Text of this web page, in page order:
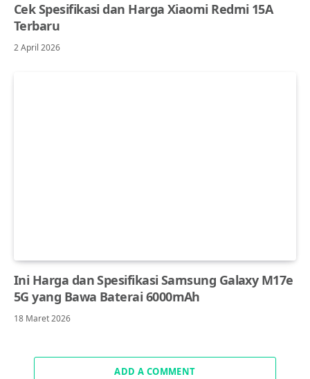
Cek Spesifikasi dan Harga Xiaomi Redmi 15A
Terbaru
2 April 2026
Ini Harga dan Spesifikasi Samsung Galaxy M17e
5G yang Bawa Baterai 6000mAh
18 Maret 2026
ADD A COMMENT